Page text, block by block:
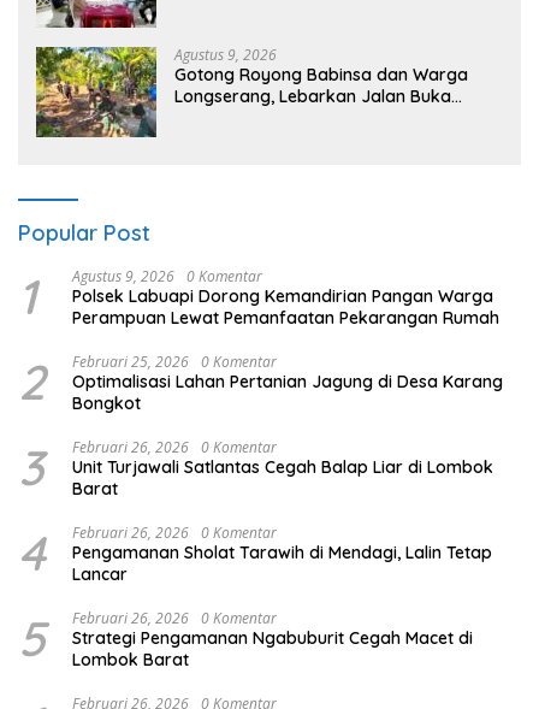
Agustus 9, 2026
Gotong Royong Babinsa dan Warga
Longserang, Lebarkan Jalan Buka
Popular Post
1 Agustus 9, 2026 0 Komentar
Polsek Labuapi Dorong Kemandirian Pangan Warga
Perampuan Lewat Pemanfaatan Pekarangan Rumah
2 Februari 25, 2026 0 Komentar
Optimalisasi Lahan Pertanian Jagung di Desa Karang
Bongkot
3 Februari 26, 2026 0 Komentar
Unit Turjawali Satlantas Cegah Balap Liar di Lombok
Barat
4 Februari 26, 2026 0 Komentar
Pengamanan Sholat Tarawih di Mendagi, Lalin Tetap
Lancar
5 Februari 26, 2026 0 Komentar
Strategi Pengamanan Ngabuburit Cegah Macet di
Lombok Barat
Februari 26, 2026 0 Komentar